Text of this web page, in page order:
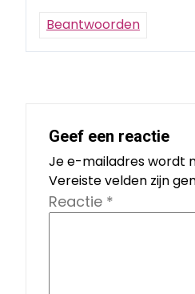
Beantwoorden
Geef een reactie
Je e-mailadres wordt
Vereiste velden zijn
Reactie *